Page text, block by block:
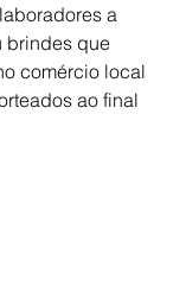
a
brindes que
comércio local
ao final